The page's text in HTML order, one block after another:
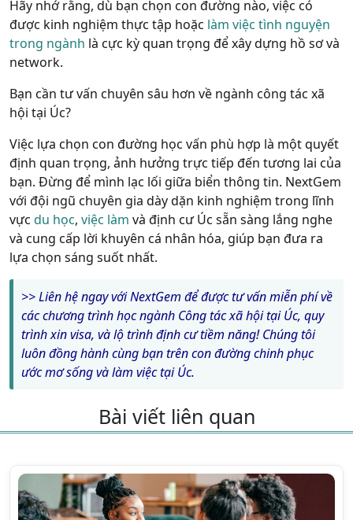
Hãy nhớ rằng, dù bạn chọn con đường nào, việc có
được kinh nghiệm thực tập hoặc làm việc tình nguyện
trong ngành là cực kỳ quan trọng để xây dựng hồ sơ và
network.
Bạn cần tư vấn chuyên sâu hơn về ngành công tác xã
hội tại Úc?
Việc lựa chọn con đường học vấn phù hợp là một quyết
định quan trọng, ảnh hưởng trực tiếp đến tương lai của
bạn. Đừng để mình lạc lối giữa biển thông tin. NextGem
với đội ngũ chuyên gia dày dặn kinh nghiệm trong lĩnh
vực du học, việc làm và định cư Úc sẵn sàng lắng nghe
và cung cấp lời khuyên cá nhân hóa, giúp bạn đưa ra
lựa chọn sáng suốt nhất.
>> Liên hệ ngay với NextGem để được tư vấn miễn phí về
các chương trình học ngành Công tác xã hội tại Úc, quy
trình xin visa, và lộ trình định cư tiềm năng! Chúng tôi
luôn đồng hành cùng bạn trên con đường chinh phục
ước mơ sống và làm việc tại Úc.
Bài viết liên quan